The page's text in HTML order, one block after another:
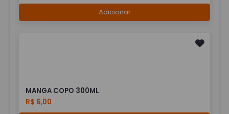
Adicionar
MANGA COPO 300ML
R$ 6,00